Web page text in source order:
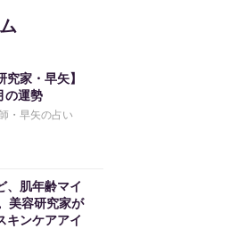
究家・早矢】
の運勢
・早矢の占い
、肌年齢マイ
美容研究家が
キンケアアイ